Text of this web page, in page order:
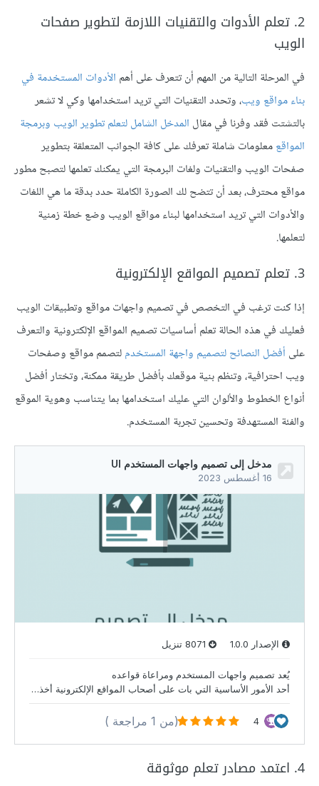
2. تعلم الأدوات والتقنيات اللازمة لتطوير صفحات
الويب
في المرحلة التالية من المهم أن تتعرف على أهم الأدوات المستخدمة في
بناء مواقع ويب، وتحدد التقنيات التي تريد استخدامها وكي لا تشعر
بالتشتت فقد وفرنا في مقال المدخل الشامل لتعلم تطوير الويب وبرمجة
المواقعمعلومات شاملة تعرفك على كافة الجوانب المتعلقة بتطوير
صفحات الويب والتقنيات ولغات البرمجة التي يمكنك تعلمها لتصبح مطور
مواقع محترف، بعد أن تتضح لك الصورة الكاملة حدد بدقة ما هي اللغات
والأدوات التي تريد استخدامها لبناء مواقع الويب وضع خطة زمنية
لتعلمها.
3. تعلم تصميم المواقع الإلكترونية
إذا كنت ترغب في التخصص في تصميم واجهات مواقع وتطبيقات الويب
فعليك في هذه الحالة تعلم أساسيات تصميم المواقع الإلكترونية والتعرف
على أفضل النصائح لتصميم واجهة المستخدملتصمم مواقع وصفحات
ويب احترافية، وتنظم بنية موقعك بأفضل طريقة ممكنة، وتختار أفضل
أنواع الخطوط والألوان التي عليك استخدامها بما يتناسب وهوية الموقع
والفئة المستهدفة وتحسين تجربة المستخدم.
4. اعتمد مصادر تعلم موثوقة